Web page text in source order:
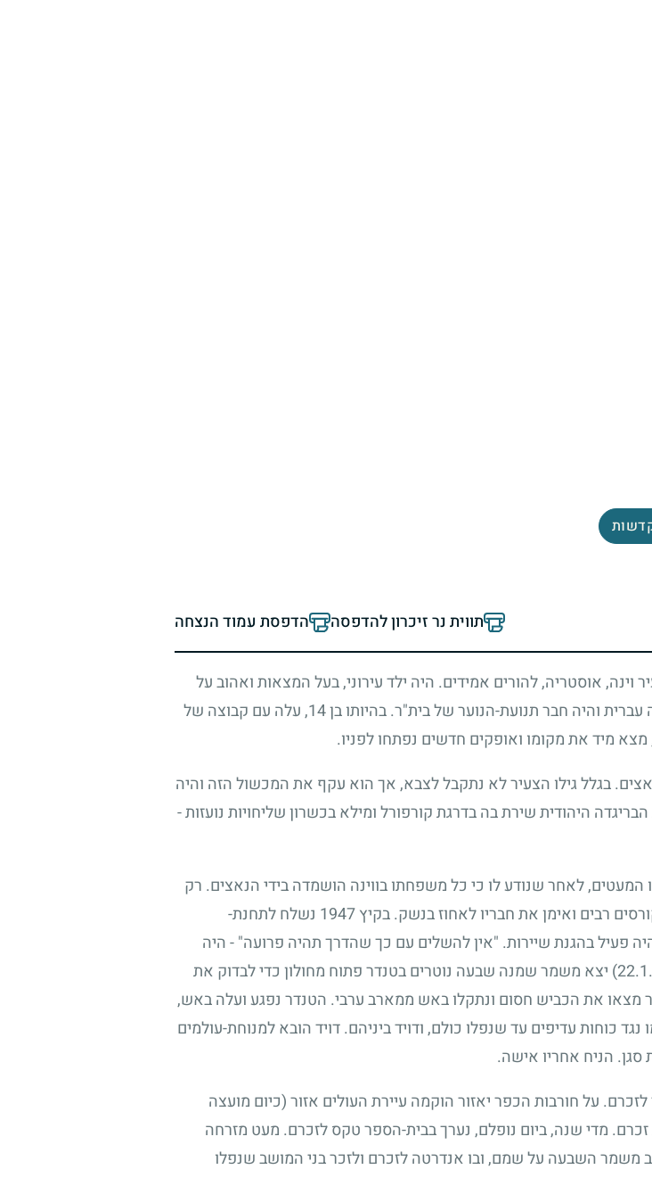
תווית נר זיכרון להדפסה הדפסת עמוד הנצחה
וינה, אוסטריה, להורים אמידים. היה ילד עירוני, בעל המצאות ואהוב על
והיה חבר תנועת-הנוער של בית"ר. בהיותו בן14, עלה עם קבוצה של
מיד את מקומו ואופקים חדשים נפתחו לפניו.
בגלל גילו הצעיר לא נתקבל לצבא, אך הוא עקף את המכשול הזה והיה
היהודית שירת בה בדרגת קורפורל ומילא בכשרון שליחויות נועזות -
לאחר שנודע לו כי כל משפחתו בווינה הושמדה בידי הנאצים. רק
רבים ואימן את חבריו לאחוז בנשק. בקיץ1947 נשלח לתחנת-
פעיל בהגנת שיירות. "אין להשלים עם כך שהדרך תהיה פרועה" - היה
יצא משמר שמנה שבעה נוטרים בטנדר פתוח מחולון כדי לבדוק את
מצאו את הכביש חסום ונתקלו באש ממארב ערבי. הטנדר נפגע ועלה באש,
כוחות עדיפים עד שנפלו כולם, ודויד ביניהם. דויד הובא למנוחת-עולמים
הניח אחריו אישה.
על חורבות הכפר יאזור הוקמה עיירת העולים אזור (כיום מועצה
מדי שנה, ביום נופלם, נערך בבית-הספר טקס לזכרם. מעט מזרחה
השבעה על שמם, ובו אנדרטה לזכרם ולזכר בני המושב שנפלו